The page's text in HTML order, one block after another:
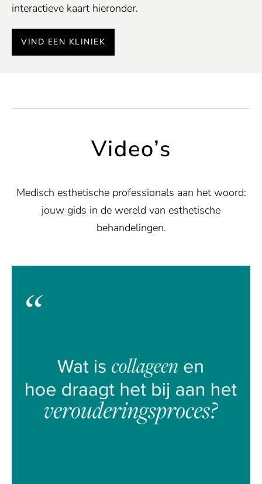
interactieve kaart hieronder.
VIND EEN KLINIEK
Video’s
Medisch esthetische professionals aan het woord:
jouw gids in de wereld van esthetische
behandelingen.